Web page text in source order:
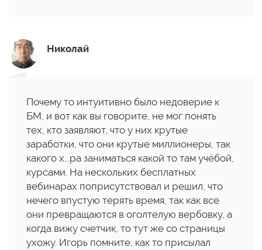
Николай
Почему то интуитивно было недоверие к
БМ, и вот как вы говорите, не мог понять
тех, кто заявляют, что у них крутые
заработки, что они крутые миллионеры, так
какого х...ра заниматься какой то там учёбой,
курсами. На нескольких бесплатных
вебинарах поприсутствовал и решил, что
нечего впустую терять время, так как все
они превращаются в оголтелую вербовку, а
когда вижу счетчик, то тут же со страницы
ухожу. Игорь помните, как то присылал